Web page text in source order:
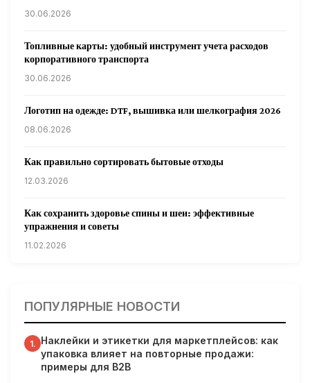
30.06.2026
Топливные карты: удобный инструмент учета расходов
корпоративного транспорта
30.06.2026
Логотип на одежде: DTF, вышивка или шелкография 2026
08.06.2026
Как правильно сортировать бытовые отходы
12.03.2026
Как сохранить здоровье спины и шеи: эффективные
упражнения и советы
11.02.2026
31.01.2026
Гарвардские ученые обнаружили сеть лимфатических
сосудов в мозге человека и мышей
31.01.2026
ПОПУЛЯРНЫЕ НОВОСТИ
1. Наклейки и этикетки для маркетплейсов: как
упаковка влияет на повторные продажи:
примеры для B2B